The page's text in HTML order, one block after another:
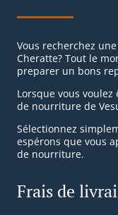
Vous recherchez
Cheratte? Tout le
preparer un bons
Lorsque vous
de nourriture de
Sélectionnez
espérons que vous
de nourriture.
Frais de